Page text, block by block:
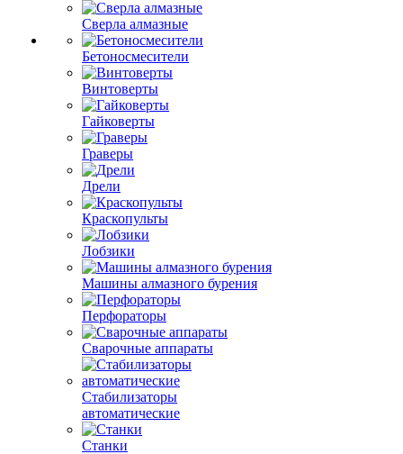
Сверла алмазные
Бетоносмесители
Винтоверты
Гайковерты
Граверы
Дрели
Краскопульты
Лобзики
Машины алмазного бурения
Перфораторы
Сварочные аппараты
Стабилизаторы
автоматические
Станки